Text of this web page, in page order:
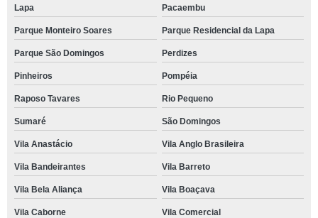
Lapa Pacaembu
Parque Monteiro Soares Parque Residencial da Lapa
Parque São Domingos Perdizes
Pinheiros Pompéia
Raposo Tavares Rio Pequeno
Sumaré São Domingos
Vila Anastácio Vila Anglo Brasileira
Vila Bandeirantes Vila Barreto
Vila Bela Aliança Vila Boaçava
Vila Caborne Vila Comercial